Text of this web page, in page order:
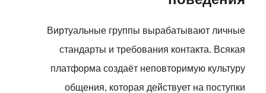
Виртуальные группы вырабатывают личные
стандарты и требования контакта. Всякая
платформа создаёт неповторимую культуру
общения, которая действует на поступки